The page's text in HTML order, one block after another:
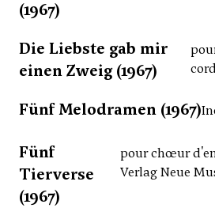
(1967)
Die Liebste gab mir
einen Zweig (1967)
Fünf Melodramen (1967)
Fünf
Tierverse
(1967)
pour chœur
Verlag Neue